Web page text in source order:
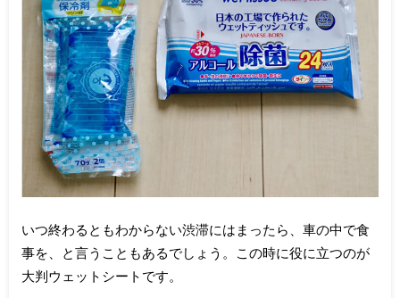
いつ終わるともわからない渋滞にはまったら、車の中で食
事を、と言うこともあるでしょう。この時に役に立つのが
大判ウェットシートです。